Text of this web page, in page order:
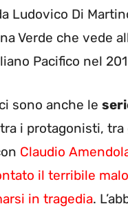
Ludovico Di
Verde che vede
Pacifico nel
sono anche le
i protagonisti, tra
Claudio
il terribile
in tragedia.